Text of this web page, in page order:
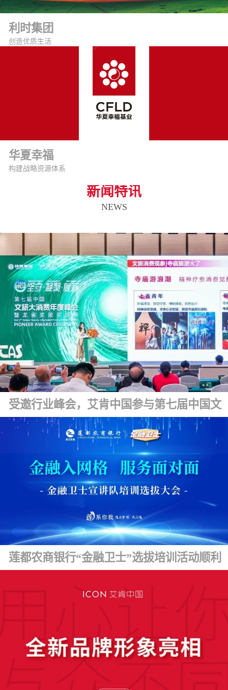
利时集团
创造优质生活
华夏幸福
构建战略资源体系
新闻特讯
NEWS
受邀行业峰会，艾肯中国参与第七届中国文旅大消费年度峰会暨龙雀盛典